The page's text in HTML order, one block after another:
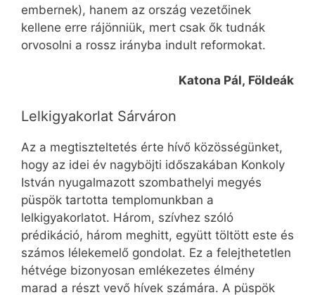
embernek), hanem az ország vezetőinek
kellene erre rájönniük, mert csak ők tudnák
orvosolni a rossz irányba indult reformokat.
Katona Pál, Földeák
Lelkigyakorlat Sárváron
Az a megtiszteltetés érte hívő közösségünket,
hogy az idei év nagyböjti időszakában Konkoly
István nyugalmazott szombathelyi megyés
püspök tartotta templomunkban a
lelkigyakorlatot. Három, szívhez szóló
prédikáció, három meghitt, együtt töltött este és
számos lélekemelő gondolat. Ez a felejthetetlen
hétvége bizonyosan emlékezetes élmény
marad a részt vevő hívek számára. A püspök